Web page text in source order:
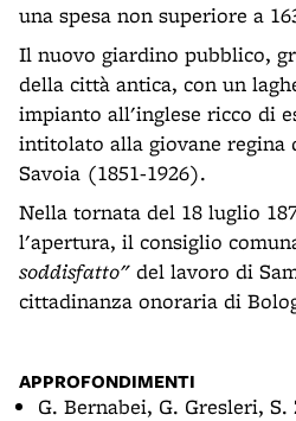
una spesa non superiore a
Il nuovo giardino pubblico,
della città antica, con un
impianto all'inglese ricco di
intitolato alla giovane
Savoia (1851-1926).
Nella tornata del 18 luglio
l'apertura, il consiglio
soddisfatto" del lavoro di
cittadinanza onoraria di
APPROFONDIMENTI
G. Bernabei, G. Gresleri, S.